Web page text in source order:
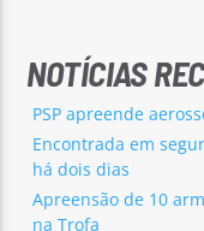
NOTÍCIAS
PSP apreende
Encontrada em
há dois dias
Apreensão de 10
na Trofa